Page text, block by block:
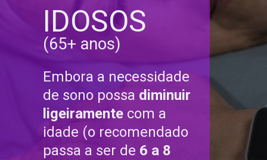
IDOSOS
(65+ anos)
Embora a necessidade
de sono possa diminuir
ligeiramente com a
idade (o recomendado
passa a ser de 6 a 8